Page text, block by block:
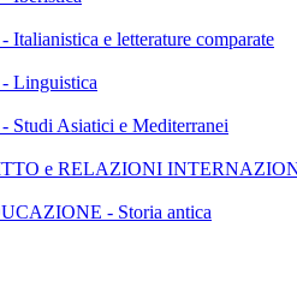
e letterature comparate
Linguistica
Asiatici e Mediterranei
e RELAZIONI
- Storia antica